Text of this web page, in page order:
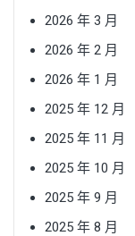
2026 年 3 月
2026 年 2 月
2026 年 1 月
2025 年 12 月
2025 年 11 月
2025 年 10 月
2025 年 9 月
2025 年 8 月